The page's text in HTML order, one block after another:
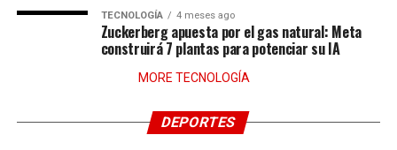
TECNOLOGÍA 4 meses ago
Zuckerberg apuesta por el gas natural: Meta
construirá 7 plantas para potenciar su IA
MORE TECNOLOGÍA
DEPORTES
La FIFA bajo la lupa: Demócratas investigan a
Infantino por favores y un «Premio de la Paz»
para Trump
1 mes ago
sacude el Mundial 2026 por el indulto a Folarin